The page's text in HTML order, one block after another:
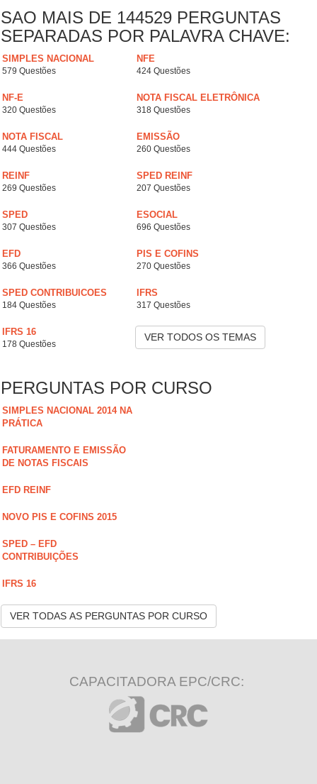
SAO MAIS DE 144529 PERGUNTAS
SEPARADAS POR PALAVRA CHAVE:
SIMPLES NACIONAL
579 Questões
NFE
424 Questões
NF-E
320 Questões
NOTA FISCAL ELETRÔNICA
318 Questões
NOTA FISCAL
444 Questões
EMISSÃO
260 Questões
REINF
269 Questões
SPED REINF
207 Questões
SPED
307 Questões
ESOCIAL
696 Questões
EFD
366 Questões
PIS E COFINS
270 Questões
SPED CONTRIBUICOES
184 Questões
IFRS
317 Questões
IFRS 16
178 Questões
VER TODOS OS TEMAS
PERGUNTAS POR CURSO
SIMPLES NACIONAL 2014 NA
PRÁTICA
FATURAMENTO E EMISSÃO
DE NOTAS FISCAIS
EFD REINF
NOVO PIS E COFINS 2015
SPED – EFD
CONTRIBUIÇÕES
IFRS 16
VER TODAS AS PERGUNTAS POR CURSO
CAPACITADORA EPC/CRC: